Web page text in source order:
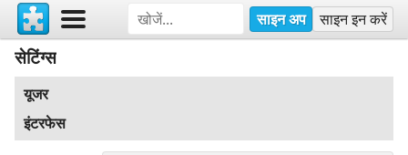
साइन अप साइन इन करें
सेटिंग्स
यूजर
इंटरफेस